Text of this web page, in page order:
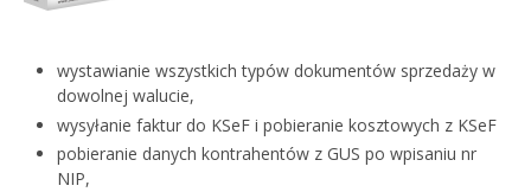
wystawianie wszystkich typów dokumentów sprzedaży w
dowolnej walucie,
wysyłanie faktur do KSeF i pobieranie kosztowych z KSeF
pobieranie danych kontrahentów z GUS po wpisaniu nr
NIP,